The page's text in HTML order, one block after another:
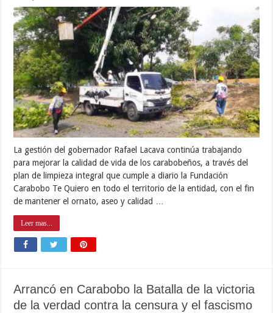
La gestión del gobernador Rafael Lacava continúa trabajando
para mejorar la calidad de vida de los carabobeños, a través del
plan de limpieza integral que cumple a diario la Fundación
Carabobo Te Quiero en todo el territorio de la entidad, con el fin
de mantener el ornato, aseo y calidad …
Leer mas...
Arrancó en Carabobo la Batalla de la victoria
de la verdad contra la censura y el fascismo